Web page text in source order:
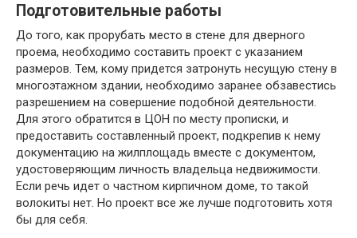
Подготовительные работы
До того, как прорубать место в стене для дверного
проема, необходимо составить проект с указанием
размеров. Тем, кому придется затронуть несущую стену в
многоэтажном здании, необходимо заранее обзавестись
разрешением на совершение подобной деятельности.
Для этого обратится в ЦОН по месту прописки, и
предоставить составленный проект, подкрепив к нему
документацию на жилплощадь вместе с документом,
удостоверяющим личность владельца недвижимости.
Если речь идет о частном кирпичном доме, то такой
волокиты нет. Но проект все же лучше подготовить хотя
бы для себя.